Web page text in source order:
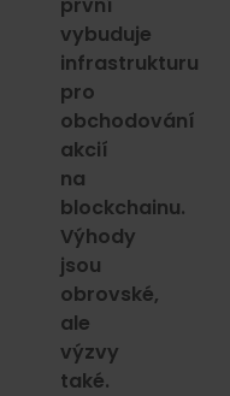
vybuduje
infrastrukturu
pro
obchodování
akcií
na
blockchainu.
Výhody
jsou
obrovské,
ale
výzvy
také.